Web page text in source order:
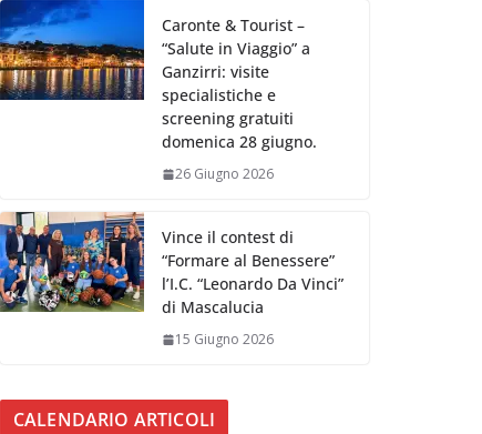
Caronte & Tourist –
“Salute in Viaggio” a
Ganzirri: visite
specialistiche e
screening gratuiti
domenica 28 giugno.
26 Giugno 2026
Vince il contest di
“Formare al Benessere”
l’I.C. “Leonardo Da Vinci”
di Mascalucia
15 Giugno 2026
CALENDARIO ARTICOLI